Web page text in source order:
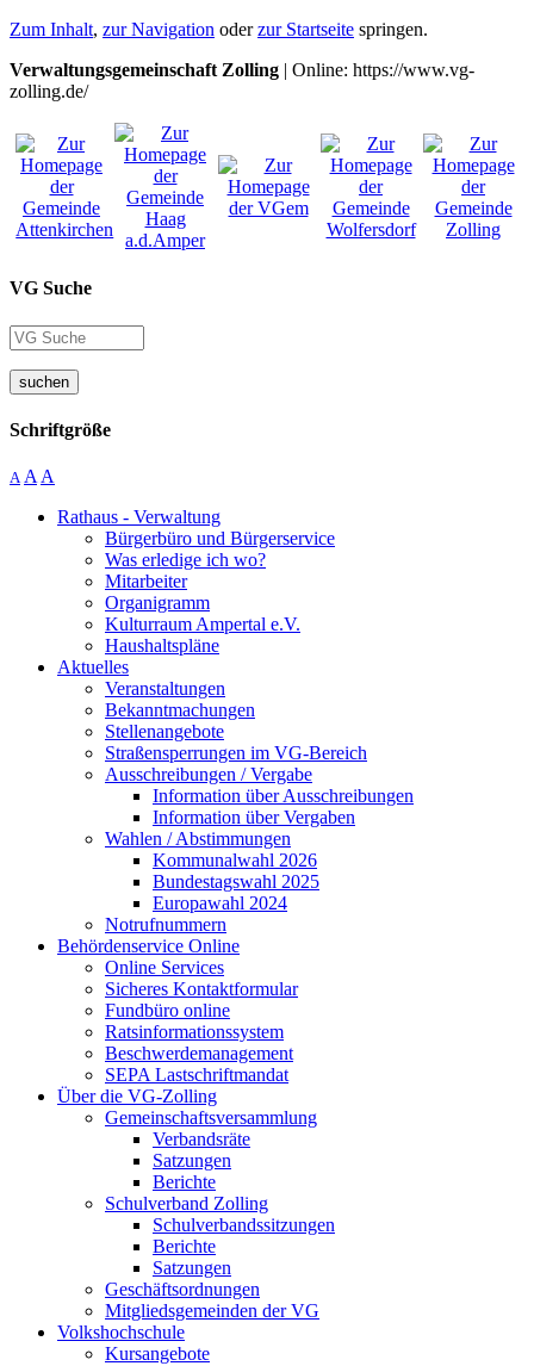
Zum Inhalt, zur Navigation oderzur Startseite springen.
Verwaltungsgemeinschaft Zolling | Online: https://www.vg-
zolling.de/
VG Suche
suchen
Schriftgröße
A A A
Rathaus - Verwaltung
Bürgerbüro und Bürgerservice
Was erledige ich wo?
Mitarbeiter
Organigramm
Kulturraum Ampertal e.V.
Haushaltspläne
Aktuelles
Veranstaltungen
Bekanntmachungen
Stellenangebote
Straßensperrungen im VG-Bereich
Ausschreibungen / Vergabe
Information über Ausschreibungen
Information über Vergaben
Wahlen / Abstimmungen
Kommunalwahl 2026
Bundestagswahl 2025
Europawahl 2024
Notrufnummern
Behördenservice Online
Online Services
Sicheres Kontaktformular
Fundbüro online
Ratsinformationssystem
Beschwerdemanagement
SEPA Lastschriftmandat
Über die VG-Zolling
Gemeinschaftsversammlung
Verbandsräte
Satzungen
Berichte
Schulverband Zolling
Schulverbandssitzungen
Berichte
Satzungen
Geschäftsordnungen
Mitgliedsgemeinden der VG
Volkshochschule
Kursangebote